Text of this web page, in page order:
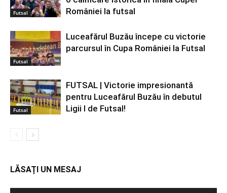
Futsal
României la futsal
Futsal
Luceafărul Buzău începe cu victorie
parcursul în Cupa României la Futsal
Futsal
FUTSAL | Victorie impresionantă
pentru Luceafărul Buzău în debutul
Ligii I de Futsal!
LĂSAȚI UN MESAJ